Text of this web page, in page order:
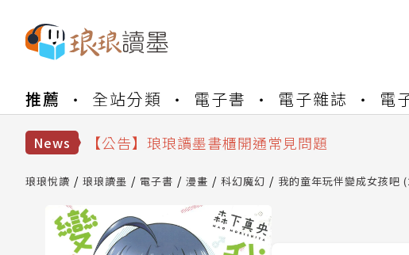
推薦 全站分類 電子書 電子雜誌 電
News
【公告】琅琅讀墨數位閱讀資產合併與書櫃開通
【公告】琅琅讀墨 3 分鐘完成書櫃開通與資產合
【公告】琅琅讀墨數位閱讀資產合併與書櫃開通
琅琅悅讀 琅琅讀墨 電子書 漫畫 科幻魔幻 我的童年玩伴變成女孩吧